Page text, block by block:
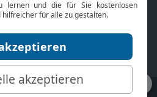
TV-Empfang
Impressum Datenschutz